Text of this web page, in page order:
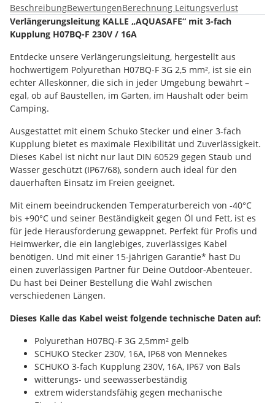
BeschreibungBewertungenBerechnung Leitungsverlust
Verlängerungsleitung KALLE „AQUASAFE“ mit 3-fach
Kupplung H07BQ-F 230V / 16A
Entdecke unsere Verlängerungsleitung, hergestellt aus
hochwertigem Polyurethan H07BQ-F 3G 2,5 mm², ist sie ein
echter Alleskönner, die sich in jeder Umgebung bewährt –
egal, ob auf Baustellen, im Garten, im Haushalt oder beim
Camping.
Ausgestattet mit einem Schuko Stecker und einer 3-fach
Kupplung bietet es maximale Flexibilität und Zuverlässigkeit.
Dieses Kabel ist nicht nur laut DIN 60529 gegen Staub und
Wasser geschützt (IP67/68), sondern auch ideal für den
dauerhaften Einsatz im Freien geeignet.
Mit einem beeindruckenden Temperaturbereich von -40°C
bis +90°C und seiner Beständigkeit gegen Öl und Fett, ist es
für jede Herausforderung gewappnet. Perfekt für Profis und
Heimwerker, die ein langlebiges, zuverlässiges Kabel
benötigen. Und mit einer 15-jährigen Garantie* hast Du
einen zuverlässigen Partner für Deine Outdoor-Abenteuer.
Du hast bei Deiner Bestellung die Wahl zwischen
verschiedenen Längen.
Dieses Kalle das Kabel weist folgende technische Daten auf:
Polyurethan H07BQ-F 3G 2,5mm² gelb
SCHUKO Stecker 230V, 16A, IP68 von Mennekes
SCHUKO 3-fach Kupplung 230V, 16A, IP67 von Bals
witterungs- und seewasserbeständig
extrem widerstandsfähig gegen mechanische